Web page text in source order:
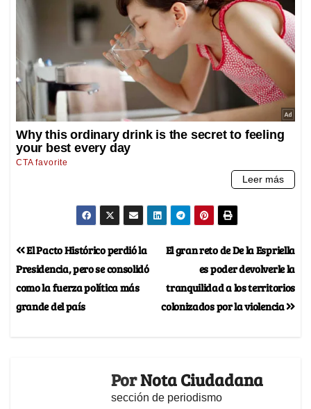
El gran reto de De la Espriella
es poder devolverle la
tranquilidad a los territorios
colonizados por la violencia
El Pacto Histórico perdió la
Presidencia, pero se consolidó
como la fuerza política más
grande del país
PorNota Ciudadana
sección de periodismo